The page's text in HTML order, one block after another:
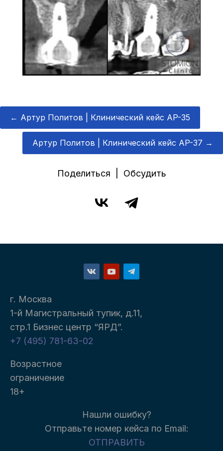
← Артур Политов | Клинический кейс AP-35
Артур Политов | Клинический кейс AP-37 →
Поделиться | Обсудить
г. Москва
1-й Магистральный тупик, д.11,
стр.1 Бизнес центр “ЯРД”.
+7 (495) 781-63-02
Возрастное
ограничение
18+
Нашли ошибку?
Отправьте номер кейса по Email:
ОТПРАВИТЬ